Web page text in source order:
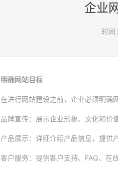
企业
时
明确网站目标
在进行网站建设之前，企业必须明确
品牌宣传：展示企业形象、文化和价
产品展示：详细介绍产品信息，提供
客户服务：提供客户支持、FAQ、在